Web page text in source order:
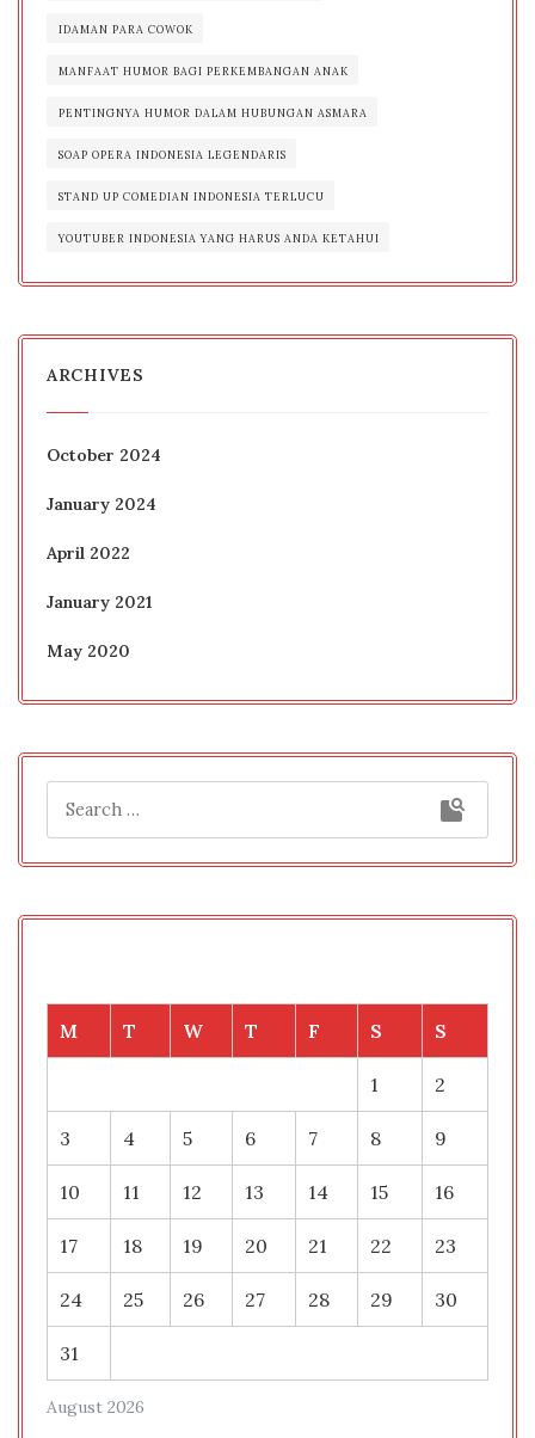
IDAMAN PARA COWOK
MANFAAT HUMOR BAGI PERKEMBANGAN ANAK
PENTINGNYA HUMOR DALAM HUBUNGAN ASMARA
SOAP OPERA INDONESIA LEGENDARIS
STAND UP COMEDIAN INDONESIA TERLUCU
YOUTUBER INDONESIA YANG HARUS ANDA KETAHUI
ARCHIVES
October 2024
January 2024
April 2022
January 2021
May 2020
August 2026
M T W T F S S
1 2
3 4 5 6 7 8 9
10 11 12 13 14 15 16
17 18 19 20 21 22 23
24 25 26 27 28 29 30
31